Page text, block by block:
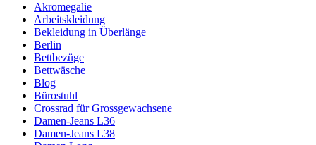
Akromegalie
Arbeitskleidung
Bekleidung in Überlänge
Berlin
Bettbezüge
Bettwäsche
Blog
Bürostuhl
Crossrad für Grossgewachsene
Damen-Jeans L36
Damen-Jeans L38